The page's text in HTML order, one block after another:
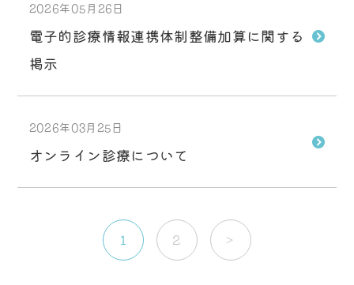
2026年05月26日
電子的診療情報連携体制整備加算に関する
掲示
2026年03月25日
オンライン診療について
1 2 >